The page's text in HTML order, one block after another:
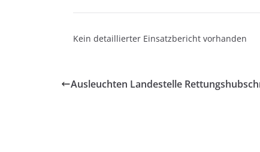
Kein detaillierter Einsatzbericht vorhanden
Ausleuchten Landestelle